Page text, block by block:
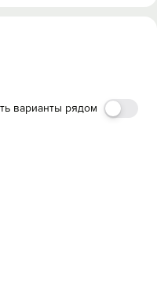
варианты рядом